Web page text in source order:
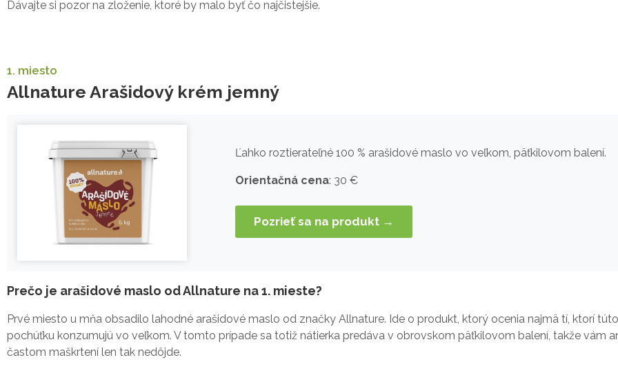
Dávajte si pozor na zloženie, ktoré by malo byť čo najčistejšie.
1. miesto
Allnature Arašidový krém jemný
Ľahko roztierateľné 100 % arašidové maslo vo veľkom, päťkilovom balení.
Orientačná cena: 30 €
Pozrieť sa na produkt →
Prečo je arašidové maslo od Allnature na 1. mieste?
Prvé miesto u mňa obsadilo lahodné arašidové maslo od značky Allnature. Ide o produkt, ktorý ocenia najmä tí, ktorí túto
pochúťku konzumujú vo veľkom. V tomto prípade sa totiž nátierka predáva v obrovskom päťkilovom balení, takže vám
častom maškrtení len tak nedôjde.